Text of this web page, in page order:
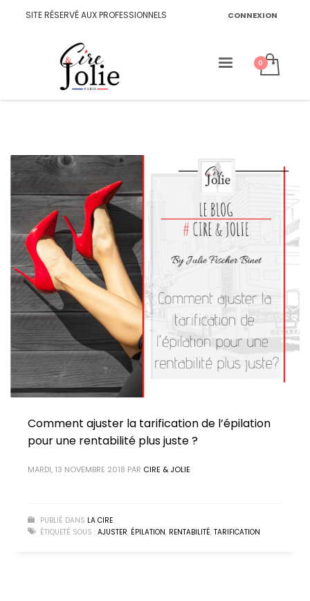
SITE RÉSERVÉ AUX PROFESSIONNELS CONNEXION
Comment ajuster la tarification de l’épilation
pour une rentabilité plus juste ?
MARDI, 13 NOVEMBRE 2018 PAR CIRE & JOLIE
PUBLIÉ DANS LA CIRE
ÉTIQUETÉ SOUS : AJUSTER, ÉPILATION, RENTABILITÉ, TARIFICATION